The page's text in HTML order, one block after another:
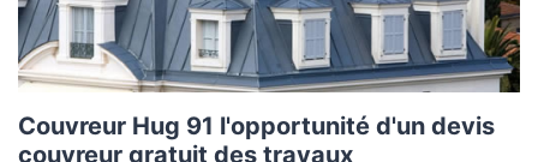
Couvreur Hug 91 l'opportunité d'un devis
couvreur gratuit des travaux